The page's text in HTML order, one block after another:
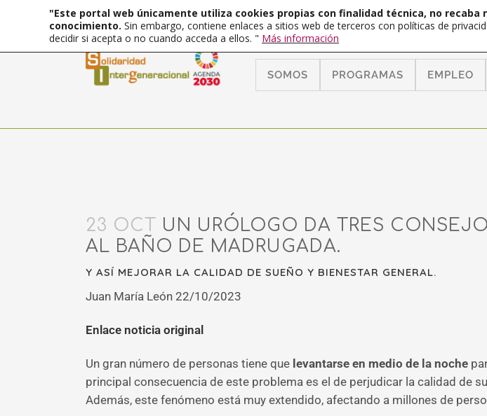
SOMOS PROGRAMAS EMPLEO
23 OCT
UN URÓLOGO DA TRES
AL BAÑO DE MADRUGADA.
Y ASÍ MEJORAR LA CALIDAD DE SUEÑO Y BIENESTAR GENERAL.
Juan María León 22/10/2023
Enlace noticia original
Un gran número de personas tiene que levantarse en medio de la noche
principal consecuencia de este problema es el de perjudicar la calidad de
Además, este fenómeno está muy extendido, afectando a millones de
"Este portal web únicamente utiliza cookies propias con finalidad técnica, no recaba
conocimiento. Sin embargo, contiene enlaces a sitios web de terceros con políticas de
decidir si acepta o no cuando acceda a ellos. " Más información